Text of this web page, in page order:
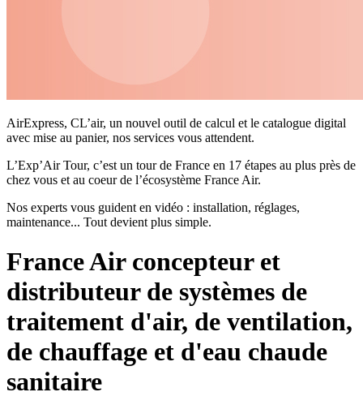
AirExpress, CL’air, un nouvel outil de calcul et le catalogue digital
avec mise au panier, nos services vous attendent.
L’Exp’Air Tour, c’est un tour de France en 17 étapes au plus près de
chez vous et au coeur de l’écosystème France Air.
Nos experts vous guident en vidéo : installation, réglages,
maintenance... Tout devient plus simple.
France Airconcepteur et
distributeur de systèmes de
traitement d'air, de ventilation,
de chauffage et d'eau chaude
sanitaire